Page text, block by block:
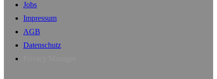
Jobs
Impressum
AGB
Datenschutz